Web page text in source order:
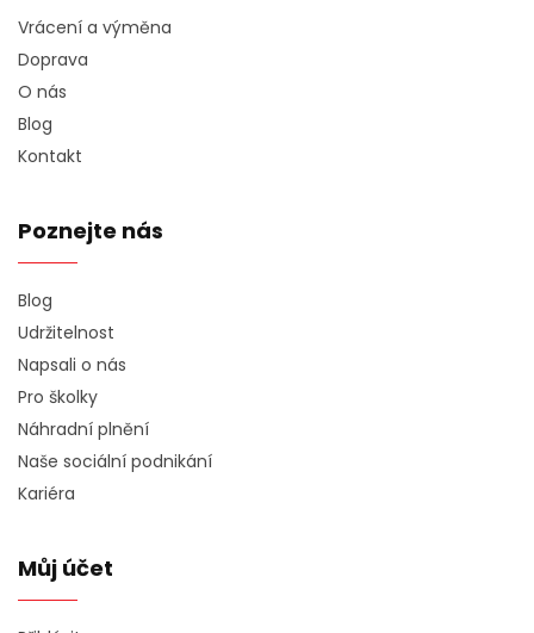
Vrácení a výměna
Doprava
O nás
Blog
Kontakt
Poznejte nás
Blog
Udržitelnost
Napsali o nás
Pro školky
Náhradní plnění
Naše sociální podnikání
Kariéra
Můj účet